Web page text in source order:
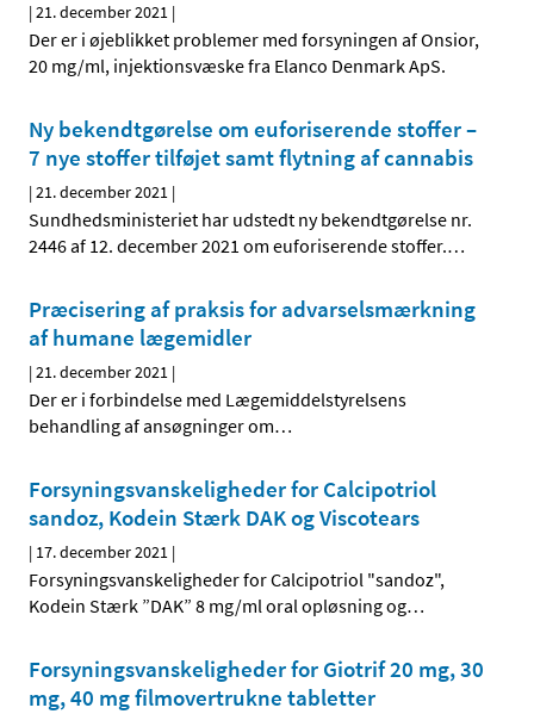
|21. december 2021 |
Der er i øjeblikket problemer med forsyningen af Onsior,
20 mg/ml, injektionsvæske fra Elanco Denmark ApS.
Ny bekendtgørelse om euforiserende stoffer –
7 nye stoffer tilføjet samt flytning af cannabis
|21. december 2021 |
Sundhedsministeriet har udstedt ny bekendtgørelse nr.
2446 af 12. december 2021 om euforiserende stoffer.…
Præcisering af praksis for advarselsmærkning
af humane lægemidler
|21. december 2021 |
Der er i forbindelse med Lægemiddelstyrelsens
behandling af ansøgninger om…
Forsyningsvanskeligheder for Calcipotriol
sandoz, Kodein Stærk DAK og Viscotears
| 17. december 2021 |
Forsyningsvanskeligheder for Calcipotriol "sandoz",
Kodein Stærk ”DAK” 8 mg/ml oral opløsning og…
Forsyningsvanskeligheder for Giotrif 20 mg, 30
mg, 40 mg filmovertrukne tabletter